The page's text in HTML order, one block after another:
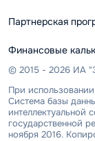
Партнерская
Финансовые
© 2015 - 2026 ИА
При
Система базы
интеллектуальной
государственной
ноября 2016.